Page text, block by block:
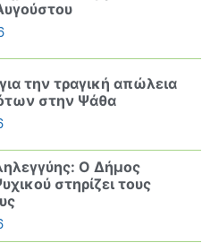
την τραγική απώλεια
στην Ψάθα
Ο Δήμος
στηρίζει τους